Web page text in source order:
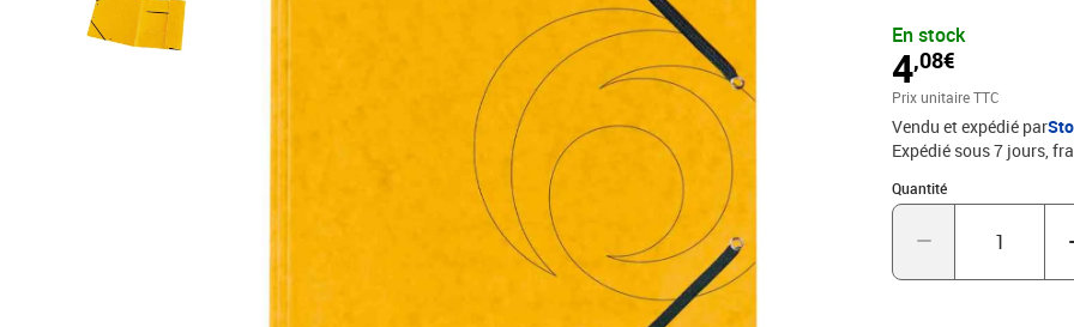
En stock
4,08€
Prix unitaire TTC
Vendu et expédié par
Expédié sous 7 jours,
Quantité
Quantité : 1